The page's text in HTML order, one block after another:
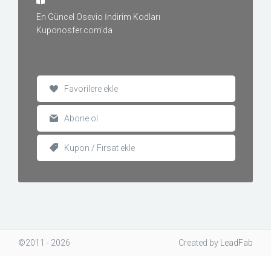
En Güncel Osevio İndirim Kodları
Kuponosfer.com'da
Favorilere ekle
Abone ol
Kupon / Fırsat ekle
©2011 - 2026 Created by LeadFab